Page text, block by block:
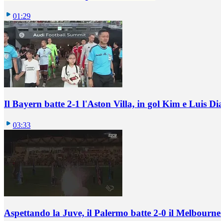
01:29
Il Bayern batte 2-1 l'Aston Villa, in gol Kim e Luis
03:33
Aspettando la Juve, il Palermo batte 2-0 il